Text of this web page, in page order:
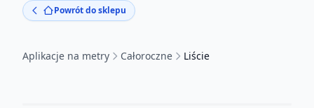
Powrót do sklepu
Aplikacje na metry Całoroczne Liście